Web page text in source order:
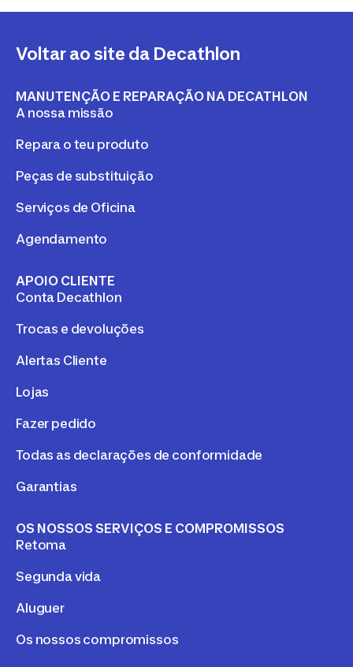
Voltar ao site da Decathlon
MANUTENÇÃO E REPARAÇÃO NA DECATHLON
A nossa missão
Repara o teu produto
Peças de substituição
Serviços de Oficina
Agendamento
APOIO CLIENTE
Conta Decathlon
Trocas e devoluções
Alertas Cliente
Lojas
Fazer pedido
Todas as declarações de conformidade
Garantias
OS NOSSOS SERVIÇOS E COMPROMISSOS
Retoma
Segunda vida
Aluguer
Os nossos compromissos